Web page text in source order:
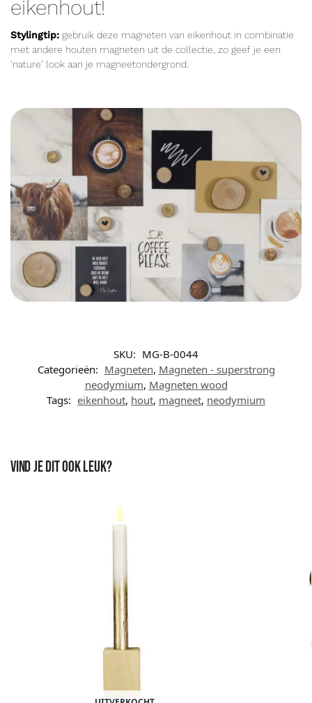
eikenhout!
Stylingtip: gebruik deze magneten van eikenhout in combinatie
met andere houten magneten uit de collectie, zo geef je een
‘nature’ look aan je magneetondergrond.
SKU: MG-B-0044
Categorieën: Magneten, Magneten - superstrong
neodymium, Magneten wood
Tags: eikenhout, hout, magneet, neodymium
Vind je dit ook leuk?